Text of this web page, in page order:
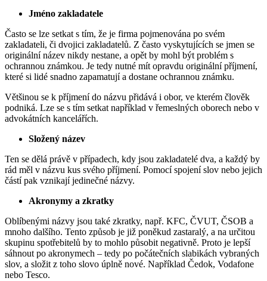
Jméno zakladatele
Často se lze setkat s tím, že je firma pojmenována po svém
zakladateli, či dvojici zakladatelů. Z často vyskytujících se jmen se
originální název nikdy nestane, a opět by mohl být problém s
ochrannou známkou. Je tedy nutné mít opravdu originální příjmení,
které si lidé snadno zapamatují a dostane ochrannou známku.
Většinou se k příjmení do názvu přidává i obor, ve kterém člověk
podniká. Lze se s tím setkat například v řemeslných oborech nebo v
advokátních kancelářích.
Složený název
Ten se dělá právě v případech, kdy jsou zakladatelé dva, a každý by
rád měl v názvu kus svého příjmení. Pomocí spojení slov nebo jejich
částí pak vznikají jedinečné názvy.
Akronymy a zkratky
Oblíbenými názvy jsou také zkratky, např. KFC, ČVUT, ČSOB a
mnoho dalšího. Tento způsob je již poněkud zastaralý, a na určitou
skupinu spotřebitelů by to mohlo působit negativně. Proto je lepší
sáhnout po akronymech – tedy po počátečních slabikách vybraných
slov, a složit z toho slovo úplně nové. Například Čedok, Vodafone
nebo Tesco.